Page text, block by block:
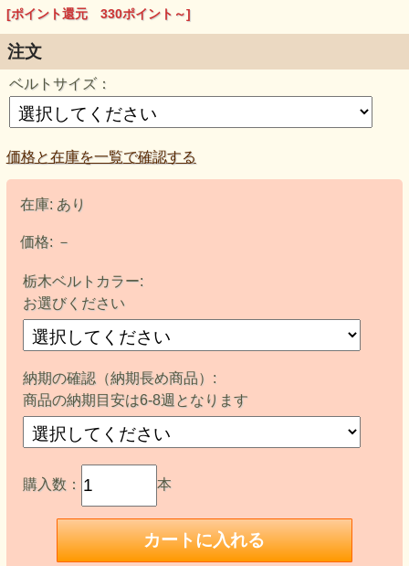
[ポイント還元 330ポイント～]
注文
ベルトサイズ：
価格と在庫を一覧で確認する
在庫: あり
価格:－
栃木ベルトカラー:
お選びください
納期の確認（納期長め商品）:
商品の納期目安は6-8週となります
購入数： 本